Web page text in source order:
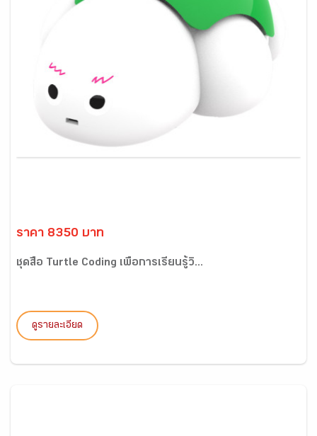
ราคา 8350 บาท
ชุดสื่อ Turtle Coding เพื่อการเรียนรู้วิ...
ดูรายละเอียด